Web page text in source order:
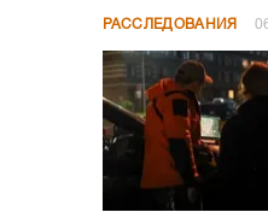
РАССЛЕДОВАНИЯ